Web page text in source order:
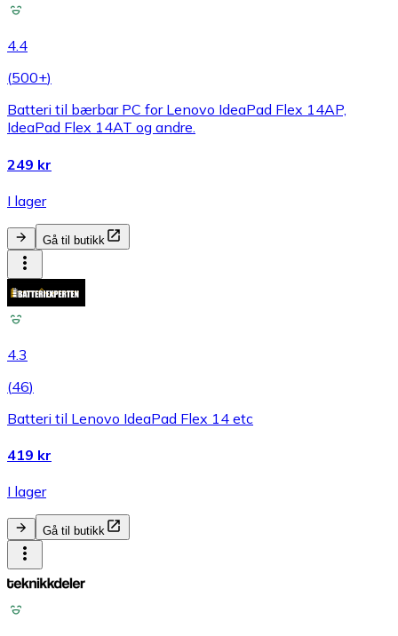
4.4
(500+)
Batteri til bærbar PC for Lenovo IdeaPad Flex 14AP,
IdeaPad Flex 14AT og andre.
249 kr
I lager
Gå til butikk
4.3
(46)
Batteri til Lenovo IdeaPad Flex 14 etc
419 kr
I lager
Gå til butikk